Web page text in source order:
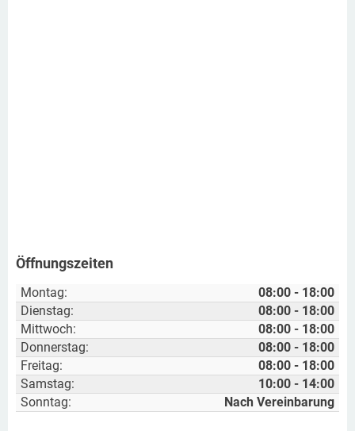
Öffnungszeiten
Montag:
08:00 - 18:00
Dienstag:
08:00 - 18:00
Mittwoch:
08:00 - 18:00
Donnerstag:
08:00 - 18:00
Freitag:
08:00 - 18:00
Samstag:
10:00 - 14:00
Sonntag:
Nach Vereinbarung